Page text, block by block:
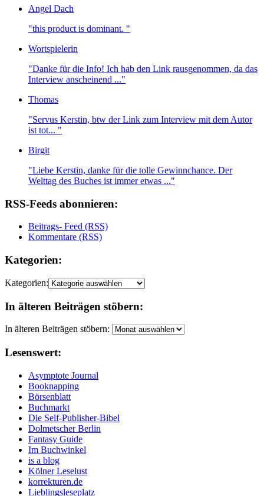
Angel Dach
"this product is dominant. "
Wortspielerin
"Danke für die Info! Ich hab den Link rausgenommen, da das
Interview anscheinend ..."
Thomas
"Servus Kerstin, btw der Link zum Interview mit dem Autor
ist tot... "
Birgit
"Liebe Kerstin, danke für die tolle Gewinnchance. Der
Welttag des Buches ist immer etwas ..."
RSS-Feeds abonnieren:
Beitrags- Feed (RSS)
Kommentare (RSS)
Kategorien:
Kategorien:
In älteren Beiträgen stöbern:
In älteren Beiträgen stöbern:
Lesenswert:
Asymptote Journal
Booknapping
Börsenblatt
Buchmarkt
Die Self-Publisher-Bibel
Dolmetscher Berlin
Fantasy Guide
Im Buchwinkel
is a blog
Kölner Leselust
korrekturen.de
Lieblingsleseplatz